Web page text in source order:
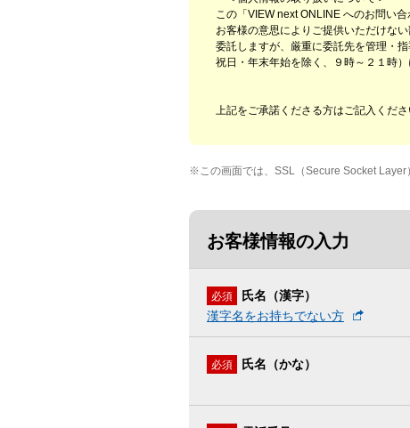
この「VIEW next ONLINE へのお問い
お客様の意思によりご提供いただけな
委託しますが、厳重に委託先を管理・
祝日・年末年始を除く、９時～２１時）
上記をご承諾くださる方はご記入くださ
※この画面では、SSL（Secure Socket
お客様情報の入力
必須
氏名（漢字）
漢字名をお持ちでない方
必須 氏名（かな）